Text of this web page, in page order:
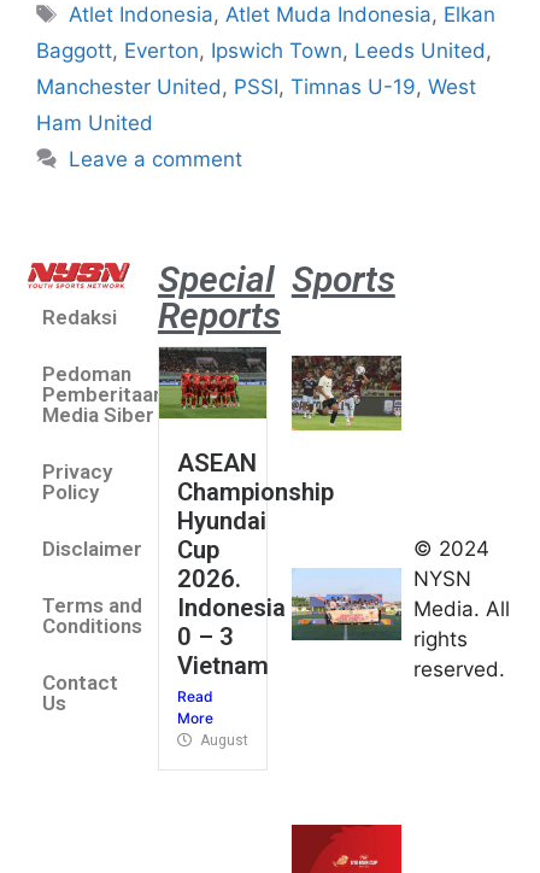
Atlet Indonesia, Atlet Muda Indonesia, Elkan
Baggott, Everton, Ipswich Town, Leeds United ,
Manchester United , PSSI, Timnas U-19, West
Ham United
Leave a comment
Redaksi
Pedoman
Pemberitaan
Media Siber
Privacy
Policy
Disclaimer
Terms and
Conditions
Contact
Us
Special
Reports
ASEAN
Championship
Hyundai
Cup
2026.
Indonesia
0 – 3
Vietnam
Read
More
August 4, 2026
Sports
umum
Kejurnas
Panahan
Junior di
Kudus
© 2024
NYSN
Media. All
rights
reserved.